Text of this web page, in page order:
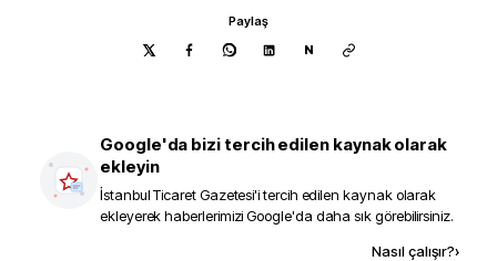
Paylaş
N
Google'da bizi tercih edilen kaynak olarak
ekleyin
İstanbul Ticaret Gazetesi'i tercih edilen kaynak olarak
ekleyerek haberlerimizi Google'da daha sık görebilirsiniz.
Nasıl çalışır?›